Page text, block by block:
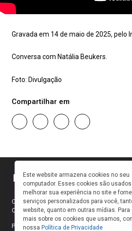
Gravada em 14 de maio de 2025, pelo
Conversa com Natália Beukers.
Foto: Divulgação
Compartilhar em
Como faço para ir ao teatro? Onde compro
Quais peças estão em cartaz?
Para responder a essas e outras
Este website armazena cookies no seu
computador. Esses cookies são usados
melhorar sua experiência no site e
serviços personalizados para você,
website, quanto em outras mídias. Para
mais sobre os cookies que usamos,
nossa Política de Privacidade